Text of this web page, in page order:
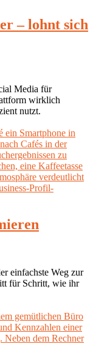
– lohnt sich
Media für
wirklich
nutzt.
einfachste Weg zur
für Schritt, wie ihr